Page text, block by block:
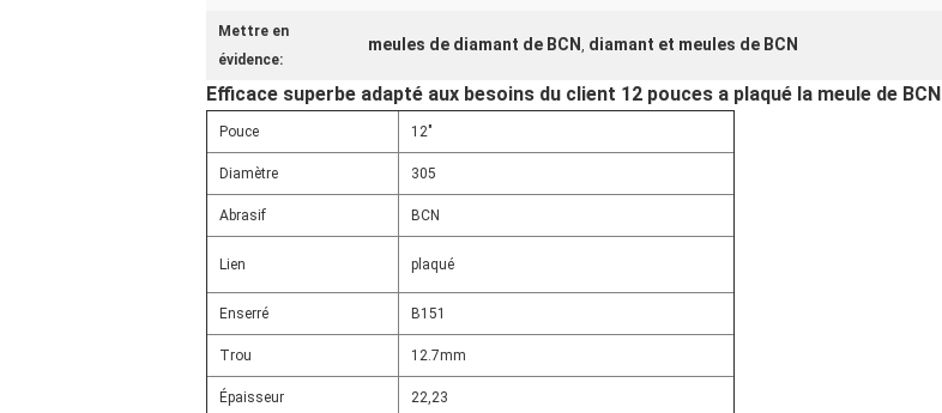
Mettre en
évidence:
meules de diamant de BCN , diamant et meules de BCN
Efficace superbe adapté aux besoins du client 12 pouces a plaqué la meule de BCN
Pouce 12"
Diamètre 305
Abrasif BCN
Lien plaqué
Enserré B151
Trou 12.7mm
Épaisseur 22,23